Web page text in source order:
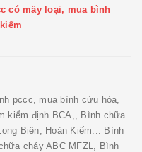
có mấy loại, mua bình
pccc, mua bình cứu hỏa,
kiểm định BCA,, Bình chữa
Biên, Hoàn Kiếm... Bình
cháy ABC MFZL, Bình